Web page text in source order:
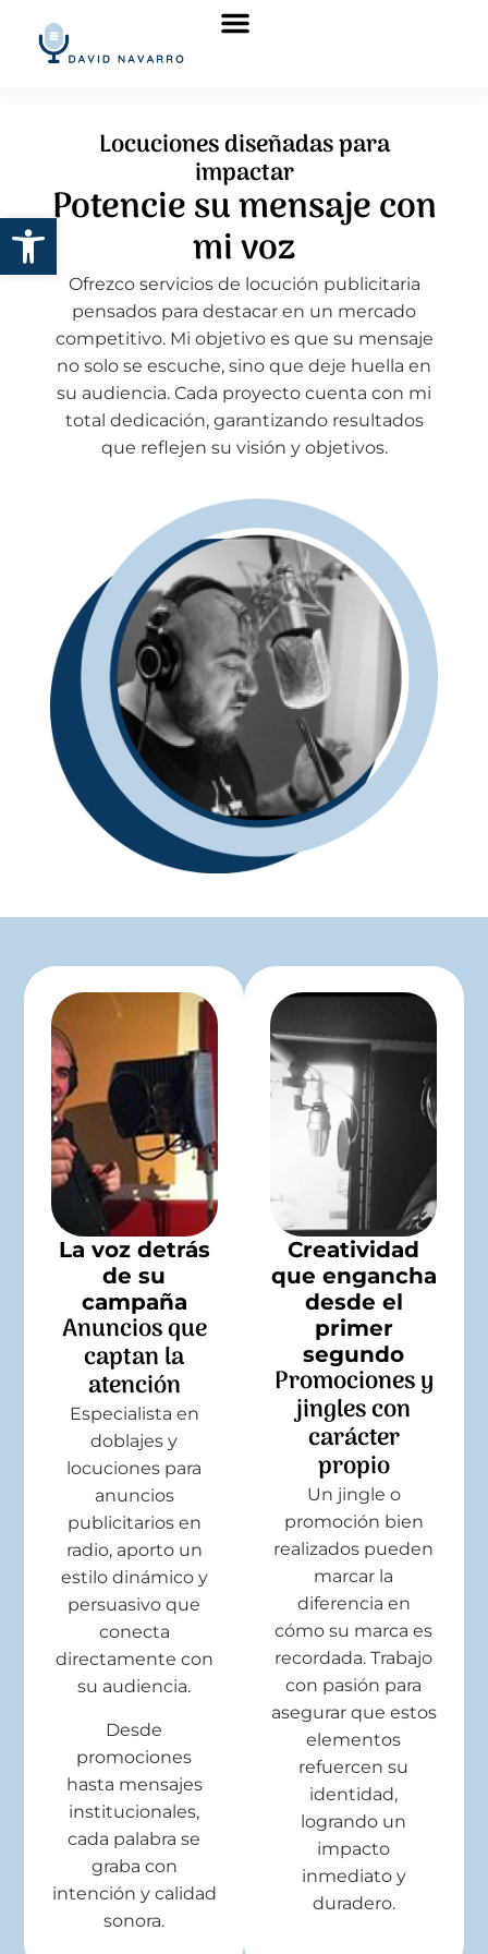
Abrir barra de herramientas
Locuciones diseñadas para
impactar
Potencie su mensaje con
mi voz
Ofrezco servicios de locución publicitaria
pensados para destacar en un mercado
competitivo. Mi objetivo es que su mensaje
no solo se escuche, sino que deje huella en
su audiencia. Cada proyecto cuenta con mi
total dedicación, garantizando resultados
que reflejen su visión y objetivos.
La voz detrás
de su
campaña
Anuncios que
captan la
atención
Especialista en
doblajes y
locuciones para
anuncios
publicitarios en
radio, aporto un
estilo dinámico y
persuasivo que
conecta
directamente con
su audiencia.
Desde
promociones
hasta mensajes
institucionales,
cada palabra se
graba con
intención y calidad
sonora.
Creatividad
que engancha
desde el
primer
segundo
Promociones y
jingles con
carácter
propio
Un jingle o
promoción bien
realizados pueden
marcar la
diferencia en
cómo su marca es
recordada. Trabajo
con pasión para
asegurar que estos
elementos
refuercen su
identidad,
logrando un
impacto
inmediato y
duradero.